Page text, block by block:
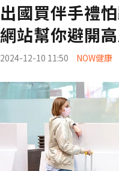
出國買伴手禮
網站幫你避開
2024-12-10 11:50 NOW健康